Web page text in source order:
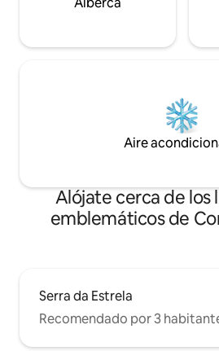
Aire
Alójate cerca de los
emblemáticos de
Serra da Estrela
Recomendado por 3